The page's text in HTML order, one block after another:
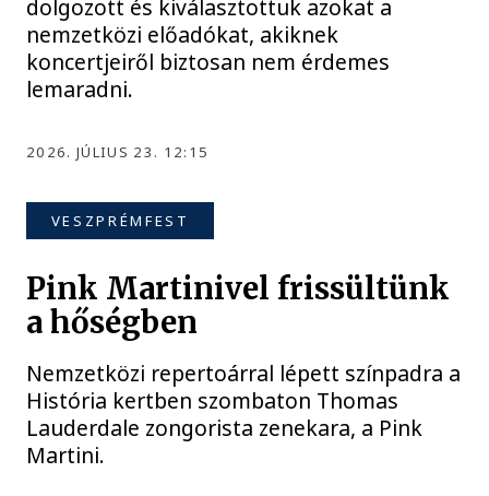
dolgozott és kiválasztottuk azokat a
nemzetközi előadókat, akiknek
koncertjeiről biztosan nem érdemes
lemaradni.
2026. JÚLIUS 23. 12:15
VESZPRÉMFEST
Pink Martinivel frissültünk
a hőségben
Nemzetközi repertoárral lépett színpadra a
História kertben szombaton Thomas
Lauderdale zongorista zenekara, a Pink
Martini.